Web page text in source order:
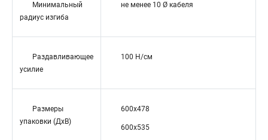
Минимальный
радиус изгиба
не менее 10 Ø кабеля
Раздавливающее
усилие
100 Н/cм
Размеры
упаковки (ДхВ)
600x478
600x535